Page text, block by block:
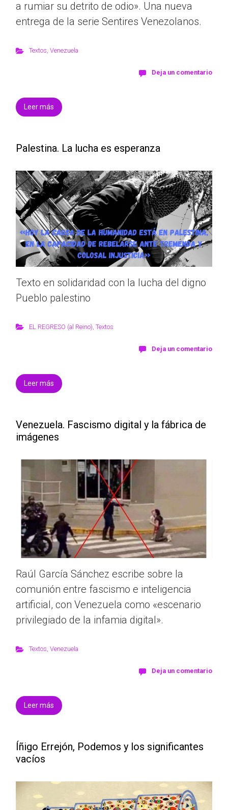
a rumiar su detrito de odio». Una nueva
entrega de la serie Sentires Venezolanos.
Textos, Venezuela
Deja un comentario
Leer más
Palestina. La lucha es esperanza
Texto en solidaridad con la lucha del digno
Pueblo palestino
EL REGRESO (al Reino) Textos
Deja un comentario
Leer más
Venezuela. Fascismo digital y la fábrica de
imágenes
Raúl García Sánchez escribe sobre la
comunión entre fascismo e inteligencia
artificial, con Venezuela como «escenario
privilegiado de la infamia digital».
Textos Venezuela
Deja un comentario
Leer más
Íñigo Errejón, Podemos y los significantes
vacíos